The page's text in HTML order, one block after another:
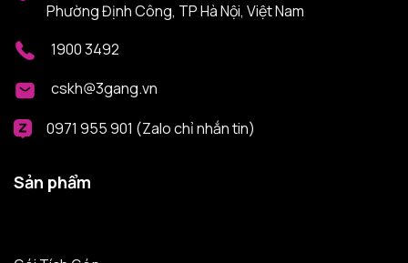
Phường Định Công, TP Hà Nội, Việt Nam
1900 3492
cskh@3gang.vn
0971 955 901 (Zalo chỉ nhắn tin)
Sản phẩm